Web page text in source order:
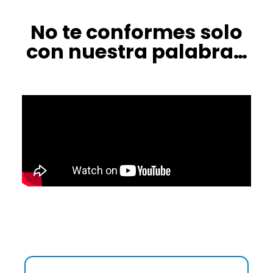
No te conformes solo
con nuestra palabra…